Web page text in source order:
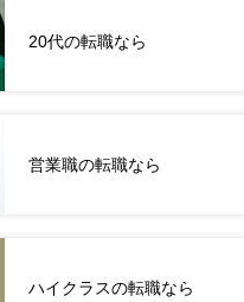
20代の転職なら
営業職の転職なら
ハイクラスの転職なら